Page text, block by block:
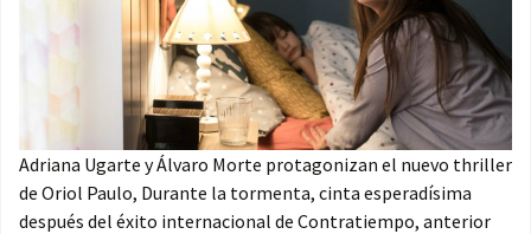
Adriana Ugarte y Álvaro Morte protagonizan el nuevo thriller
de Oriol Paulo, Durante la tormenta, cinta esperadísima
después del éxito internacional de Contratiempo, anterior